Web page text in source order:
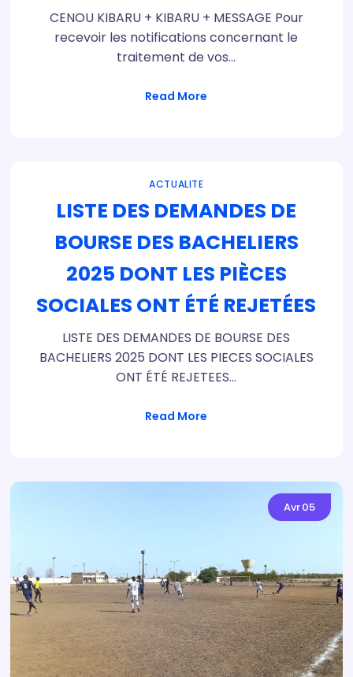
CENOU KIBARU + KIBARU + MESSAGE Pour
recevoir les notifications concernant le
traitement de vos…
Read More
ACTUALITE
LISTE DES DEMANDES DE
BOURSE DES BACHELIERS
2025 DONT LES PIÈCES
SOCIALES ONT ÉTÉ REJETÉES
LISTE DES DEMANDES DE BOURSE DES
BACHELIERS 2025 DONT LES PIECES SOCIALES
ONT ÉTÉ REJETEES…
Read More
Avr05